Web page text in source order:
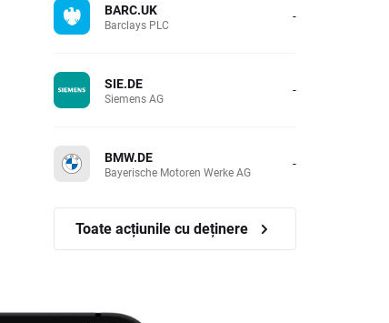
BARC.UK
Barclays PLC -
SIE.DE
Siemens AG -
BMW.DE
Bayerische Motoren Werke AG -
Toate acțiunile cu deținere